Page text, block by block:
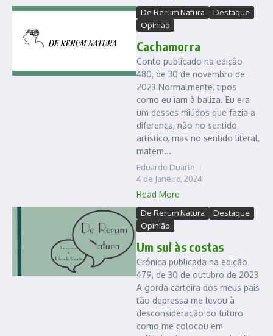
De Rerum Natura
Destaque
Opinião
Cachamorra
Conto publicado na edição
480, de 30 de novembro de
2023 Normalmente, tipos
como eu iam à baliza. Eu era
um desses miúdos que fazia a
diferença, não no sentido
artístico, mas no sentido literal,
matem...
Eduardo Duarte
4 de Janeiro, 2024
Read More
De Rerum Natura
Destaque
Opinião
Um sul às costas
Crónica publicada na edição
479, de 30 de outubro de 2023
A gorda carteira dos meus pais
tão depressa me levou à
desconsideração do futuro
como me colocou em